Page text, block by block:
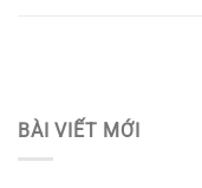
BÀI VIẾT MỚI